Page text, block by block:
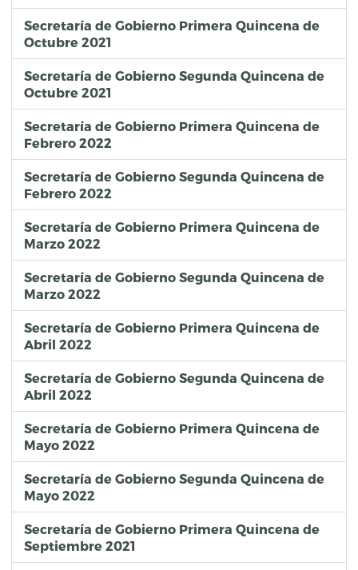
Secretaría de Gobierno Primera Quincena de
Octubre 2021
Secretaría de Gobierno Segunda Quincena de
Octubre 2021
Secretaría de Gobierno Primera Quincena de
Febrero 2022
Secretaría de Gobierno Segunda Quincena de
Febrero 2022
Secretaría de Gobierno Primera Quincena de
Marzo 2022
Secretaría de Gobierno Segunda Quincena de
Marzo 2022
Secretaría de Gobierno Primera Quincena de
Abril 2022
Secretaría de Gobierno Segunda Quincena de
Abril 2022
Secretaría de Gobierno Primera Quincena de
Mayo 2022
Secretaría de Gobierno Segunda Quincena de
Mayo 2022
Secretaría de Gobierno Primera Quincena de
Septiembre 2021